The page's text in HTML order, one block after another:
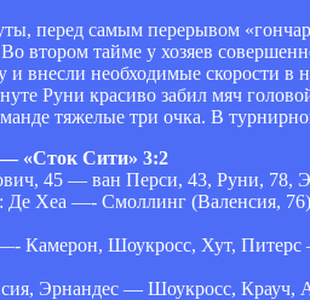
перед самым перерывом
втором тайме у хозяев
внесли необходимые скорости в
Руни красиво забил мяч
тяжелые три очка. В
— «Сток Сити» 3:2
45 — ван Перси, 43, Руни, 78,
: Де Хеа ―- Смоллинг (Валенсия,
Камерон, Шоукросс, Хут,
Эрнандес — Шоукросс, Крауч,